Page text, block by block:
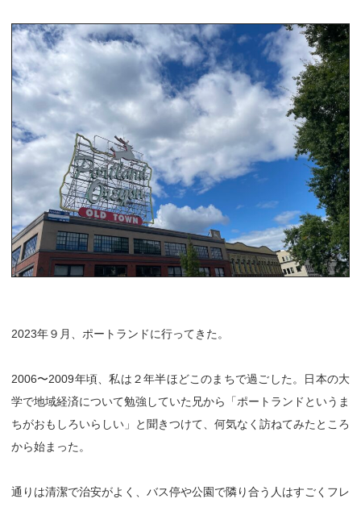
2023年９月、ポートランドに行ってきた。
2006〜2009年頃、私は２年半ほどこのまちで過ごした。日本の大
学で地域経済について勉強していた兄から「ポートランドというま
ちがおもしろいらしい」と聞きつけて、何気なく訪ねてみたところ
から始まった。
通りは清潔で治安がよく、バス停や公園で隣り合う人はすごくフレ